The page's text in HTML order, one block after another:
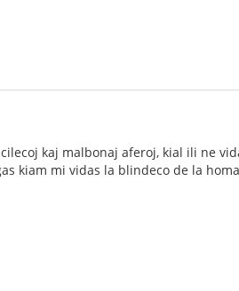
kaj malbonaj aferoj, kial ili ne
kiam mi vidas la blindeco de la